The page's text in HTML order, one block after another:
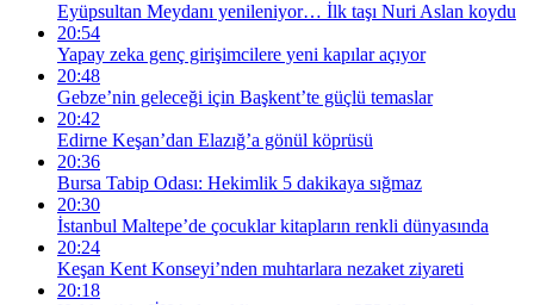
Eyüpsultan Meydanı yenileniyor… İlk taşı Nuri Aslan koydu
20:54
Yapay zeka genç girişimcilere yeni kapılar açıyor
20:48
Gebze’nin geleceği için Başkent’te güçlü temaslar
20:42
Edirne Keşan’dan Elazığ’a gönül köprüsü
20:36
Bursa Tabip Odası: Hekimlik 5 dakikaya sığmaz
20:30
İstanbul Maltepe’de çocuklar kitapların renkli dünyasında
20:24
Keşan Kent Konseyi’nden muhtarlara nezaket ziyareti
20:18